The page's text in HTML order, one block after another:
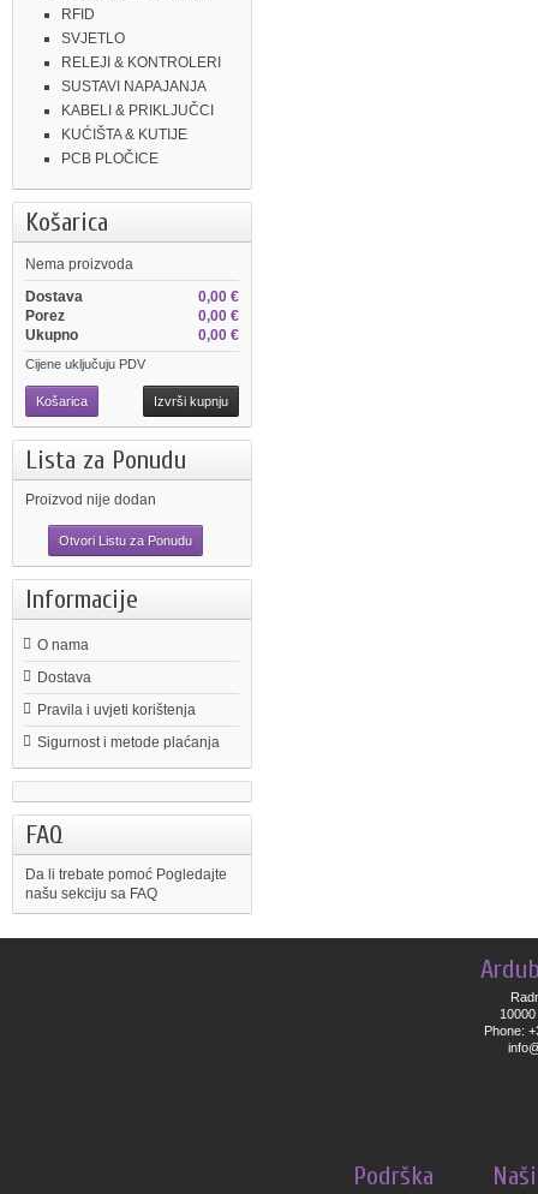
RFID
SVJETLO
RELEJI & KONTROLERI
SUSTAVI NAPAJANJA
KABELI & PRIKLJUČCI
KUĆIŠTA & KUTIJE
PCB PLOČICE
Košarica
Nema proizvoda
0,00 €
Dostava
0,00 €
Porez
0,00 €
Ukupno
Cijene uključuju PDV
Košarica Izvrši kupnju
Lista za Ponudu
Proizvod nije dodan
Otvori Listu za Ponudu
Informacije
O nama
Dostava
Pravila i uvjeti korištenja
Sigurnost i metode plaćanja
FAQ
Da li trebate pomoć Pogledajte
našu sekciju sa FAQ
Phone:
Podrška